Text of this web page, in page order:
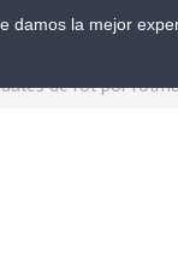
damos la mejor